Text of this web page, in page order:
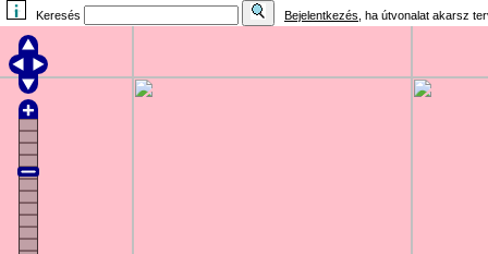
Keresés Bejelentkezés , ha útvonalat akarsz